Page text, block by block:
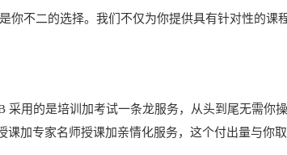
是你不二的选择。我们不仅为你提供具有针对性的课
用的是培训加考试一条龙服务，从头到尾无需你
加专家名师授课加亲情化服务，这个付出量与你